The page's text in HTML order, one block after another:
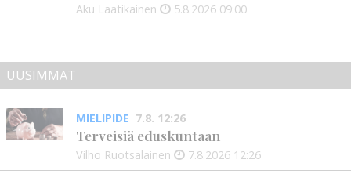
Aku Laatikainen 5.8.2026 09:00
UUSIMMAT
MIELIPIDE 7.8. 12:26
Terveisiä eduskuntaan
Vilho Ruotsalainen 7.8.2026 12:26